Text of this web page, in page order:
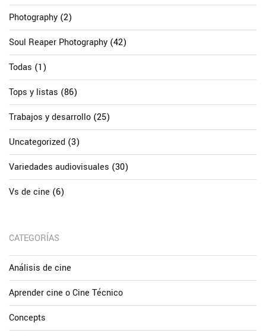
Photography (2)
Soul Reaper Photography (42)
Todas (1)
Tops y listas (86)
Trabajos y desarrollo (25)
Uncategorized (3)
Variedades audiovisuales (30)
Vs de cine (6)
CATEGORÍAS
Análisis de cine
Aprender cine o Cine Técnico
Concepts